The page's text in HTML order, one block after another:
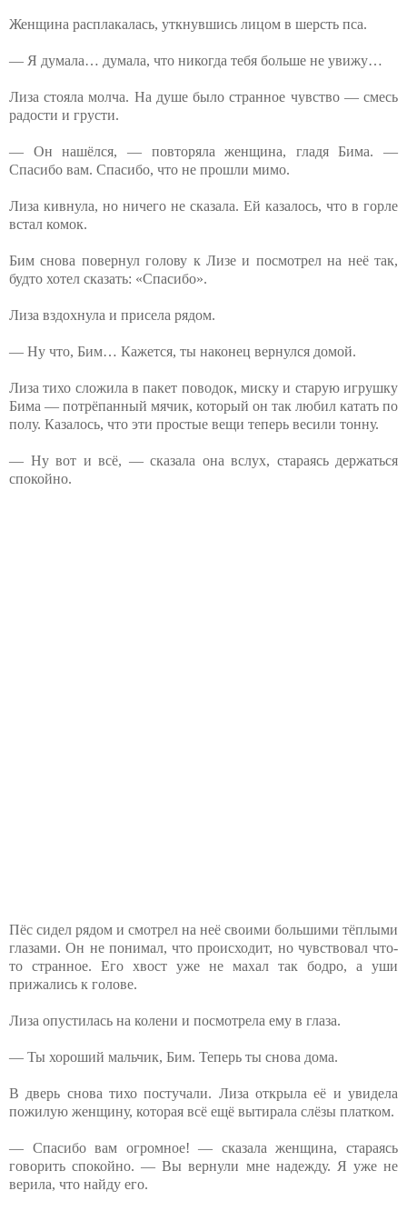
Женщина расплакалась, уткнувшись лицом в шерсть пса.
— Я думала… думала, что никогда тебя больше не увижу…
Лиза стояла молча. На душе было странное чувство — смесь
радости и грусти.
— Он нашёлся, — повторяла женщина, гладя Бима. —
Спасибо вам. Спасибо, что не прошли мимо.
Лиза кивнула, но ничего не сказала. Ей казалось, что в горле
встал комок.
Бим снова повернул голову к Лизе и посмотрел на неё так,
будто хотел сказать: «Спасибо».
Лиза вздохнула и присела рядом.
— Ну что, Бим… Кажется, ты наконец вернулся домой.
Лиза тихо сложила в пакет поводок, миску и старую игрушку
Бима — потрёпанный мячик, который он так любил катать по
полу. Казалось, что эти простые вещи теперь весили тонну.
— Ну вот и⁨ всё, — сказала она вслух, стараясь держаться
спокойно.
Пёс⁨ сидел рядом и смотрел на неё своими большими тёплыми
глазами. Он не понимал, что происходит, но чувствовал что-
то странное. Его хвост уже не махал так бодро,⁨ а уши
прижались к голове.
Лиза опустилась на колени и посмотрела ему в глаза.
— Ты хороший мальчик, Бим. Теперь ты снова дома.
В дверь снова тихо постучали. Лиза⁨ открыла её и увидела
пожилую женщину, которая всё ещё вытирала слёзы платком.
—⁨ Спасибо вам огромное! — сказала женщина, стараясь
говорить спокойно. — Вы вернули мне надежду. Я уже не
верила, что найду его.